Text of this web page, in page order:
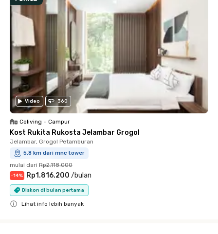
Video 360
Coliving • Campur
Kost Rukita Rukosta Jelambar Grogol
Jelambar, Grogol Petamburan
5.8 km dari mnc tower
mulai dari Rp2.118.000
-14% Rp1.816.200 /bulan
Diskon di bulan pertama
Lihat info lebih banyak